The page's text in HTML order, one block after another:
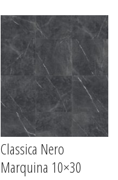
Classica Nero
Marquina 10×30